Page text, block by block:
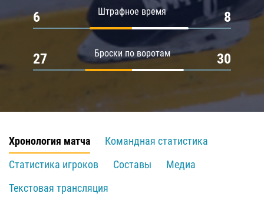
Штрафное время
6 8
Броски по воротам
27 30
Хронология матча
Командная статистика
Статистика игроков
Составы
Медиа
Текстовая трансляция